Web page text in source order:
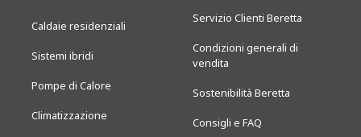
Caldaie residenziali
Sistemi ibridi
Pompe di Calore
Climatizzazione
Servizio Clienti Beretta
Condizioni generali di
vendita
Sostenibilità Beretta
Consigli e FAQ